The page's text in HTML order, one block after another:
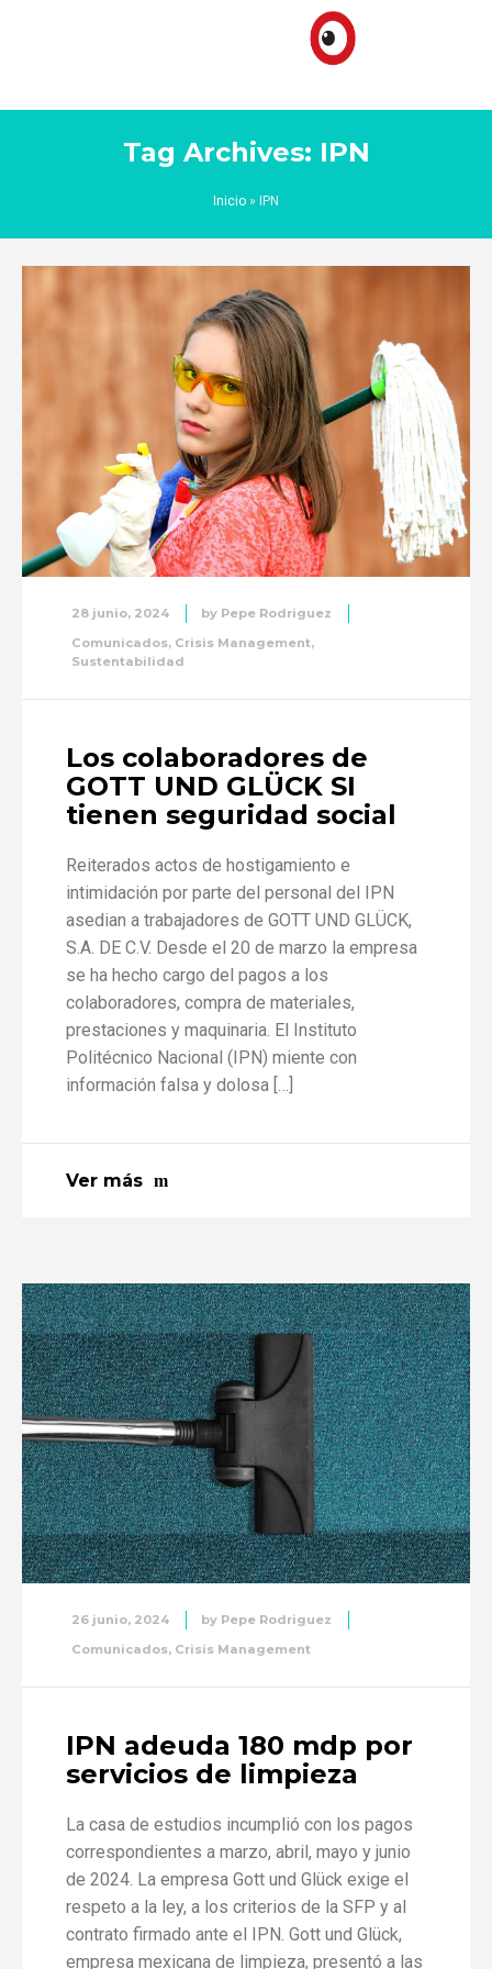
Tag Archives: IPN
Inicio » IPN
28 junio, 2024 by Pepe Rodriguez
Comunicados, Crisis Management,
Sustentabilidad
Los colaboradores de
GOTT UND GLÜCK SI
tienen seguridad social
Reiterados actos de hostigamiento e
intimidación por parte del personal del IPN
asedian a trabajadores de GOTT UND GLÜCK,
S.A. DE C.V. Desde el 20 de marzo la empresa
se ha hecho cargo del pagos a los
colaboradores, compra de materiales,
prestaciones y maquinaria. El Instituto
Politécnico Nacional (IPN) miente con
información falsa y dolosa […]
Ver más
26 junio, 2024 by Pepe Rodriguez
Comunicados, Crisis Management
IPN adeuda 180 mdp por
servicios de limpieza
La casa de estudios incumplió con los pagos
correspondientes a marzo, abril, mayo y junio
de 2024. La empresa Gott und Glück exige el
respeto a la ley, a los criterios de la SFP y al
contrato firmado ante el IPN. Gott und Glück,
empresa mexicana de limpieza, presentó a las